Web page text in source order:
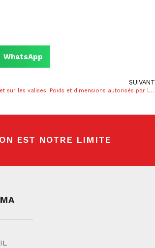
WhatsApp
SUIVANT
Guide complet sur les valises: Poids et dimensions autorisés par les principales compagnies aériennes
EST NOTRE LIMITE